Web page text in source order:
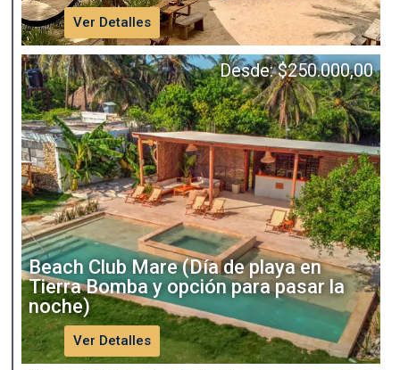
Ver Detalles
Desde:$250.000,00
Beach Club Mare (Día de playa en
Tierra Bomba y opción para pasar la
noche)
Ver Detalles